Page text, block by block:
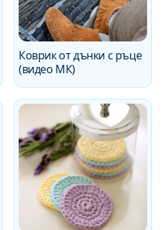
Коврик от дънки с ръце
(видео МК)